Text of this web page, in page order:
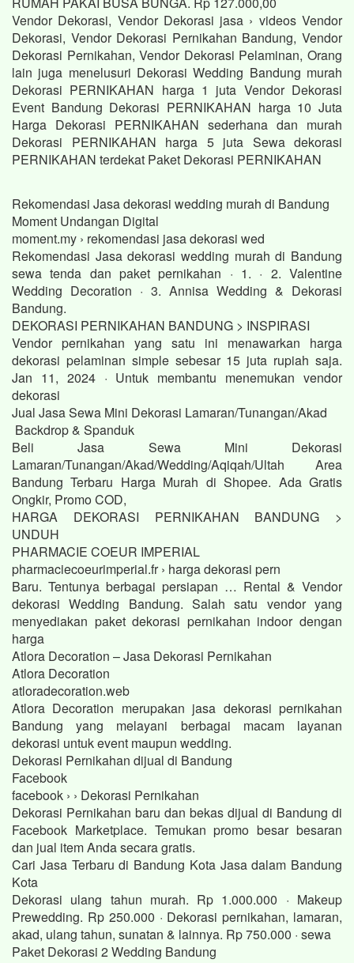
Vendor Dekorasi, Vendor Dekorasi jasa › videos Vendor
Dekorasi, Vendor Dekorasi Pernikahan Bandung, Vendor
Dekorasi Pernikahan, Vendor Dekorasi Pelaminan, Orang
lain juga menelusuri Dekorasi Wedding Bandung murah
Dekorasi PERNIKAHAN harga 1 juta Vendor Dekorasi
Event Bandung Dekorasi PERNIKAHAN harga 10 Juta
Harga Dekorasi PERNIKAHAN sederhana dan murah
Dekorasi PERNIKAHAN harga 5 juta Sewa dekorasi
PERNIKAHAN terdekat Paket Dekorasi PERNIKAHAN
Rekomendasi Jasa dekorasi wedding murah di Bandung
Moment Undangan Digital
moment.my › rekomendasi jasa dekorasi wed
Rekomendasi Jasa dekorasi wedding murah di Bandung
sewa tenda dan paket pernikahan · 1. · 2. Valentine
Wedding Decoration · 3. Annisa Wedding & Dekorasi
Bandung.
DEKORASI PERNIKAHAN BANDUNG > INSPIRASI
Vendor pernikahan yang satu ini menawarkan harga
dekorasi pelaminan simple sebesar 15 juta rupiah saja.
Jan 11, 2024 · Untuk membantu menemukan vendor
dekorasi
Jual Jasa Sewa Mini Dekorasi Lamaran/Tunangan/Akad
Backdrop & Spanduk
Beli Jasa Sewa Mini Dekorasi
Lamaran/Tunangan/Akad/Wedding/Aqiqah/Ultah Area
Bandung Terbaru Harga Murah di Shopee. Ada Gratis
Ongkir, Promo COD,
HARGA DEKORASI PERNIKAHAN BANDUNG >
UNDUH
PHARMACIE COEUR IMPERIAL
pharmaciecoeurimperial.fr › harga dekorasi pern
Baru. Tentunya berbagai persiapan … Rental & Vendor
dekorasi Wedding Bandung. Salah satu vendor yang
menyediakan paket dekorasi pernikahan indoor dengan
harga
Atlora Decoration – Jasa Dekorasi Pernikahan
Atlora Decoration
atloradecoration.web
Atlora Decoration merupakan jasa dekorasi pernikahan
Bandung yang melayani berbagai macam layanan
dekorasi untuk event maupun wedding.
Dekorasi Pernikahan dijual di Bandung
Facebook
facebook › › Dekorasi Pernikahan
Dekorasi Pernikahan baru dan bekas dijual di Bandung di
Facebook Marketplace. Temukan promo besar besaran
dan jual item Anda secara gratis.
Cari Jasa Terbaru di Bandung Kota Jasa dalam Bandung
Kota
Dekorasi ulang tahun murah. Rp 1.000.000 · Makeup
Prewedding. Rp 250.000 · Dekorasi pernikahan, lamaran,
akad, ulang tahun, sunatan & lainnya. Rp 750.000 · sewa
Paket Dekorasi 2 Wedding Bandung